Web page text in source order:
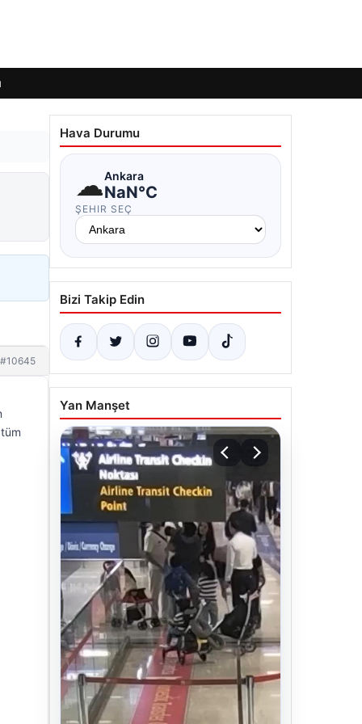
#10645
Hava Durumu
☁Ankara
NaN°C
ŞEHIR SEÇ
Bizi Takip Edin
Yan Manşet